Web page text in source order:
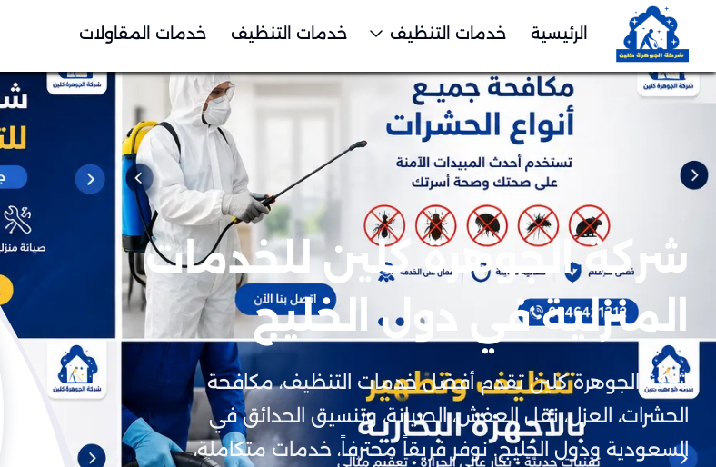
الرئيسية خدمات التنظيف خدمات التنظيف خدمات المقاولات
شركة الجوهرة كلين للخدمات
المنزلية في دول الخليج
شركة الجوهرة كلين تقدم أفضل خدمات التنظيف، مكافحة
الحشرات، العزل، نقل العفش، الصيانة، وتنسيق الحدائق في
السعودية ودول الخليج. نوفر فريقاً محترفاً، خدمات متكاملة،